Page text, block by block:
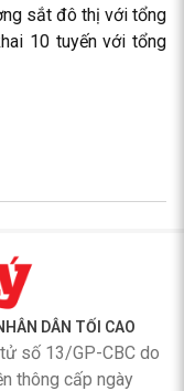
sắt đô thị với tổng
10 tuyến với tổng
DÂN TỐI CAO
số 13/GP-CBC do
thông cấp ngày